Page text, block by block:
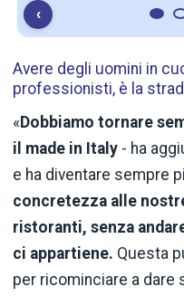
‹
Avere degli uomini in
professionisti, è la
«Dobbiamo tornare
il made in Italy - ha
e ha diventare sempre
concretezza alle
ristoranti, senza
ci appartiene. Questa
per ricominciare a dare